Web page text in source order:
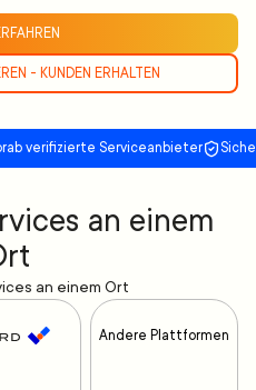
- KUNDEN ERHALTEN
verifizierte Serviceanbieter
an einem
an einem Ort
Andere Plattformen